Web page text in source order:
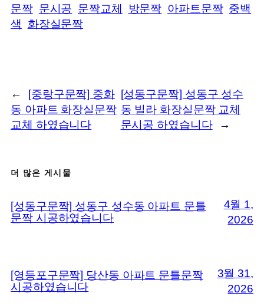
문짝 문시공 문짝교체 방문짝 아파트문짝 중백
색
화장실문짝
←
[중랑구문짝] 중화
동 아파트 화장실문짝
교체 하였습니다
[성동구문짝] 성동구 성수
동 빌라 화장실문짝 교체
문시공 하였습니다
→
더 많은 게시물
[성동구문짝] 성동구 성수동 아파트 문틀
문짝 시공하였습니다
4월 1,
2026
[영등포구문짝] 당산동 아파트 문틀문짝
시공하였습니다
3월 31,
2026